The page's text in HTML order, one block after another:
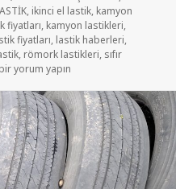
, ikinci el lastik, kamyon
fiyatları, kamyon lastikleri,
fiyatları, lastik haberleri,
, römork lastikleri, sıfır
TIR LASTİKLERİ İKİNCİ EL ÇIKMA
bir yorum yapın